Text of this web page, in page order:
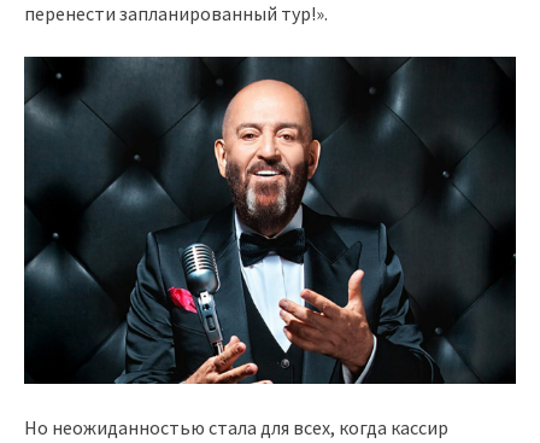
перенести запланированный тур!».
Hо неожиданностью стала для всех, когда кассир